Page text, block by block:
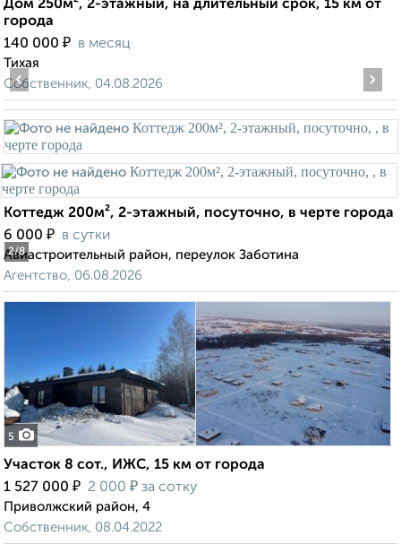
Дом 250м², 2-этажный, на длительный срок, 15 км от
города
140 000 ₽ в месяц
Тихая
Собственник, 04.08.2026
2/8
‹ ›
Коттедж 200м², 2-этажный, посуточно, в черте города
6 000 ₽ в сутки
Авиастроительный район, переулок Заботина
Агентство, 06.08.2026
5
Участок 8 сот., ИЖС, 15 км от города
1 527 000 ₽ 2 000 ₽ за сотку
Приволжский район, 4
Собственник, 08.04.2022